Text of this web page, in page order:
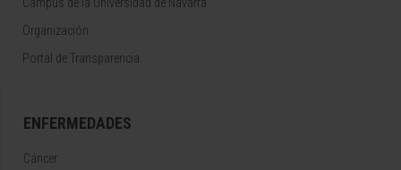
Organización
Portal de Transparencia
ENFERMEDADES
Cáncer